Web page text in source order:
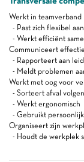
Werkt in teamverband
- Past zich flexibel aan
- Werkt efficiënt
Communiceert
- Rapporteert aan
- Meldt problemen
Werkt met oog voor
- Sorteert afval
- Werkt ergonomisch
- Gebruikt
Organiseert zijn
- Houdt de werkplek